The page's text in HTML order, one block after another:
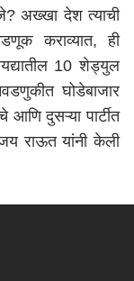
अख्खादेशत्याची
कराव्यात, ही
10 शेड्युल
तघोडेबाजार
आणि दुसऱ्या पार्टीत
राऊत यांनी केली